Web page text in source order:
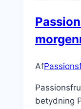
Af
betydning